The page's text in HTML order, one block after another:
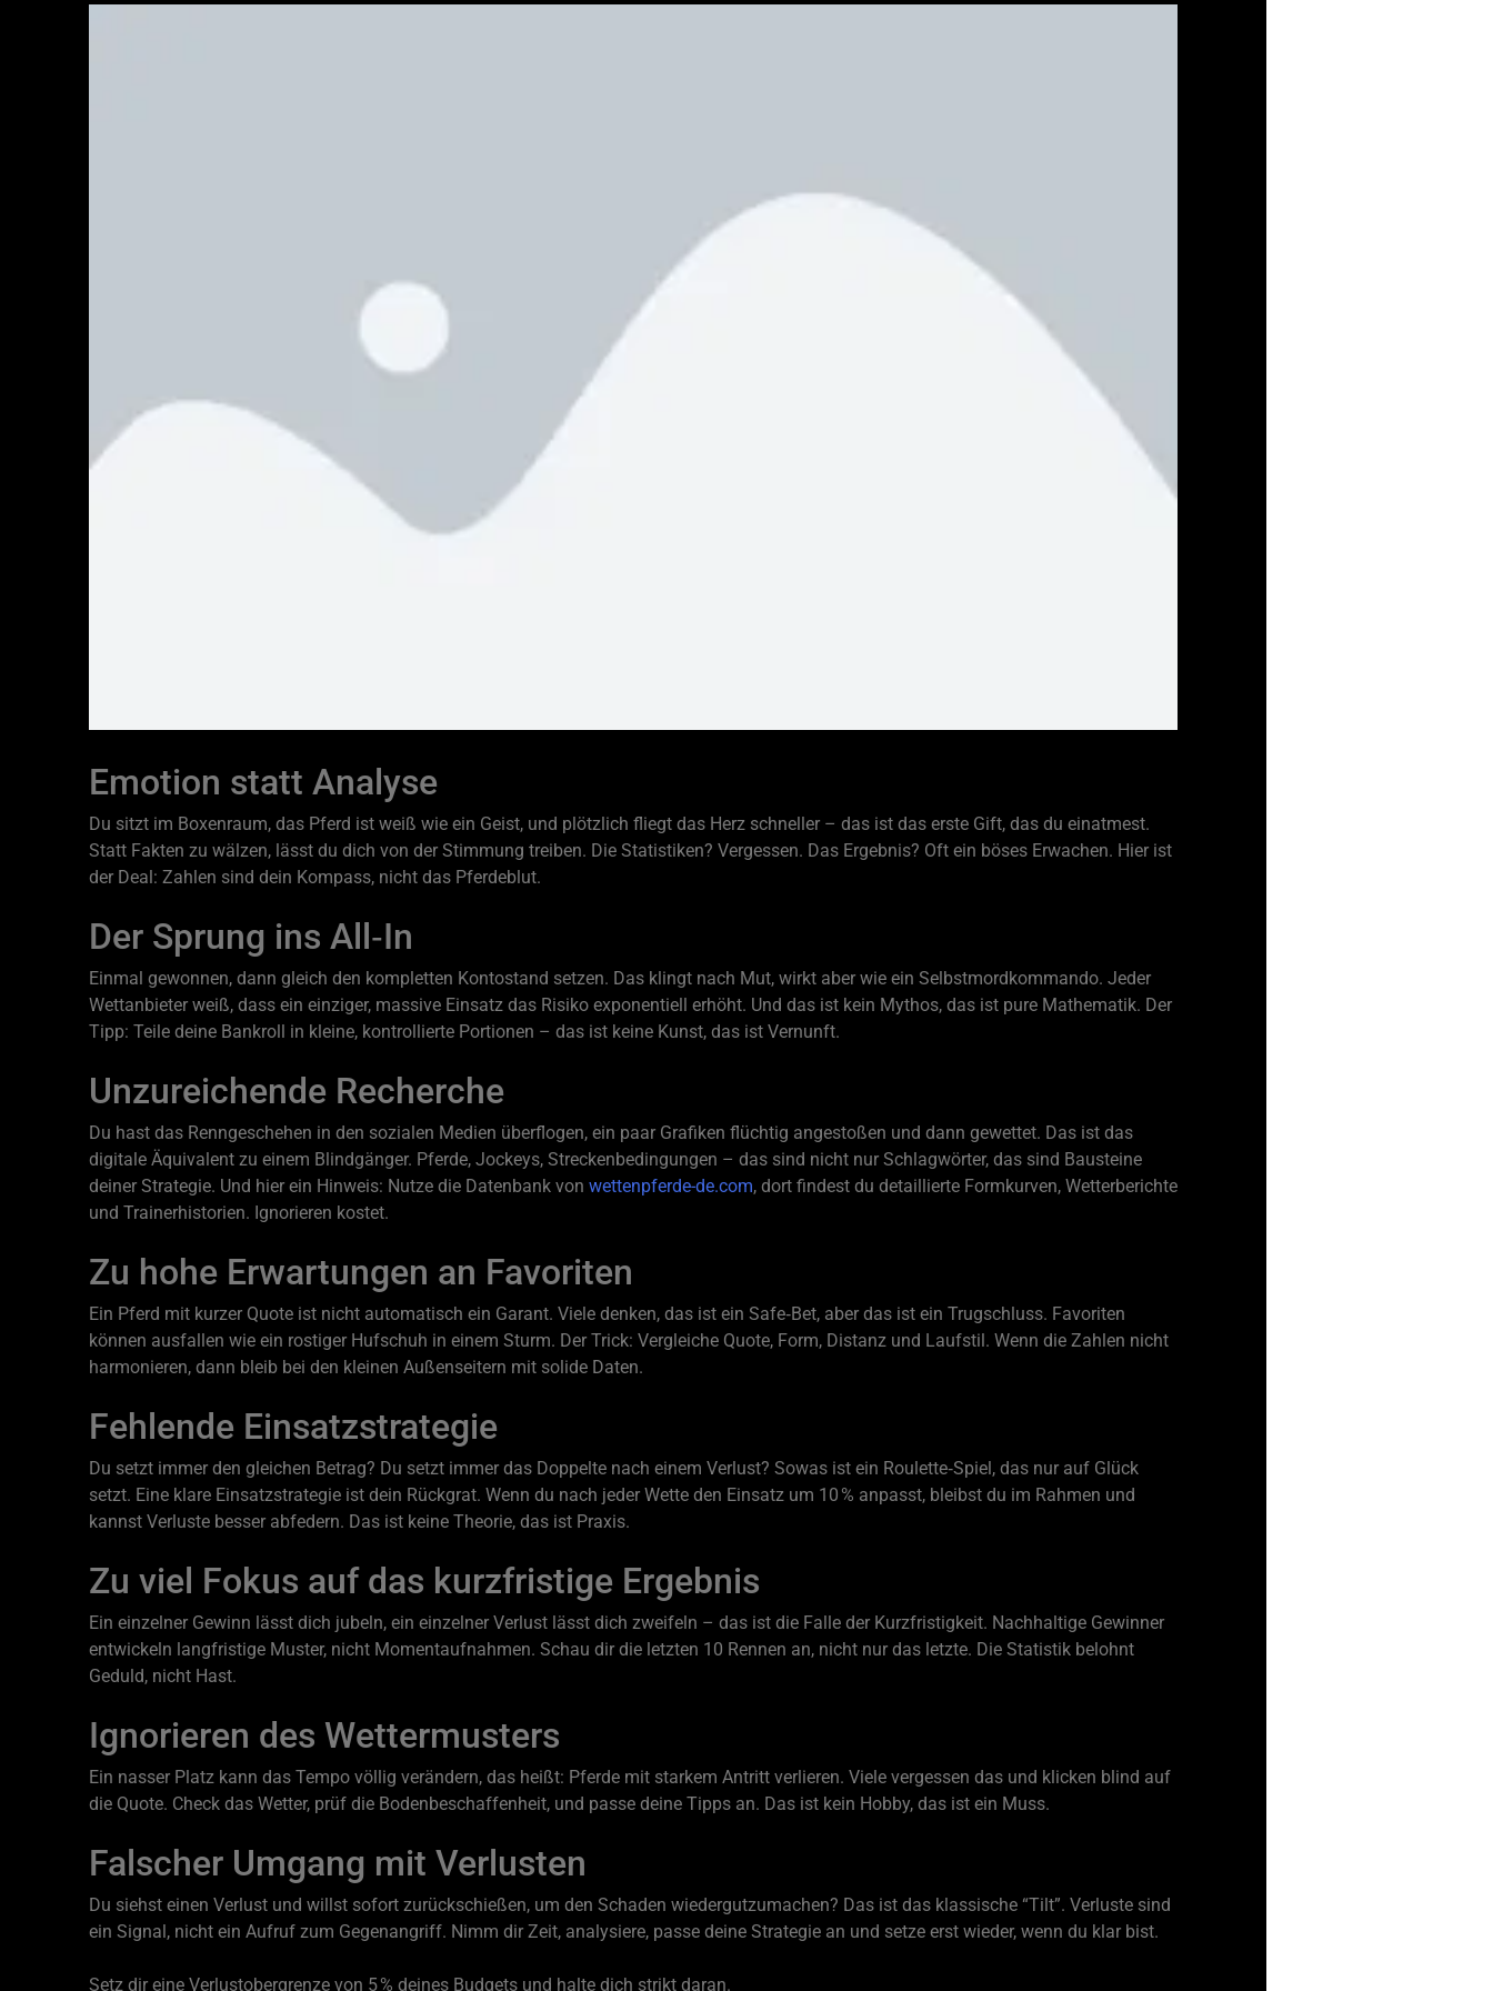
Emotion statt Analyse
Du sitzt im Boxenraum, das Pferd ist weiß wie ein Geist, und plötzlich fliegt das Herz schneller – das ist das erste Gift, das du einatmest.
Statt Fakten zu wälzen, lässt du dich von der Stimmung treiben. Die Statistiken? Vergessen. Das Ergebnis? Oft ein böses Erwachen. Hier ist
der Deal: Zahlen sind dein Kompass, nicht das Pferdeblut.
Der Sprung ins All‑In
Einmal gewonnen, dann gleich den kompletten Kontostand setzen. Das klingt nach Mut, wirkt aber wie ein Selbstmordkommando. Jeder
Wettanbieter weiß, dass ein einziger, massive Einsatz das Risiko exponentiell erhöht. Und das ist kein Mythos, das ist pure Mathematik. Der
Tipp: Teile deine Bankroll in kleine, kontrollierte Portionen – das ist keine Kunst, das ist Vernunft.
Unzureichende Recherche
Du hast das Renngeschehen in den sozialen Medien überflogen, ein paar Grafiken flüchtig angestoßen und dann gewettet. Das ist das
digitale Äquivalent zu einem Blindgänger. Pferde, Jockeys, Streckenbedingungen – das sind nicht nur Schlagwörter, das sind Bausteine
deiner Strategie. Und hier ein Hinweis: Nutze die Datenbank von wettenpferde-de.com, dort findest du detaillierte Formkurven, Wetterberichte
und Trainerhistorien. Ignorieren kostet.
Zu hohe Erwartungen an Favoriten
Ein Pferd mit kurzer Quote ist nicht automatisch ein Garant. Viele denken, das ist ein Safe‑Bet, aber das ist ein Trugschluss. Favoriten
können ausfallen wie ein rostiger Hufschuh in einem Sturm. Der Trick: Vergleiche Quote, Form, Distanz und Laufstil. Wenn die Zahlen nicht
harmonieren, dann bleib bei den kleinen Außenseitern mit solide Daten.
Fehlende Einsatzstrategie
Du setzt immer den gleichen Betrag? Du setzt immer das Doppelte nach einem Verlust? Sowas ist ein Roulette‑Spiel, das nur auf Glück
setzt. Eine klare Einsatzstrategie ist dein Rückgrat. Wenn du nach jeder Wette den Einsatz um 10 % anpasst, bleibst du im Rahmen und
kannst Verluste besser abfedern. Das ist keine Theorie, das ist Praxis.
Zu viel Fokus auf das kurzfristige Ergebnis
Ein einzelner Gewinn lässt dich jubeln, ein einzelner Verlust lässt dich zweifeln – das ist die Falle der Kurzfristigkeit. Nachhaltige Gewinner
entwickeln langfristige Muster, nicht Momentaufnahmen. Schau dir die letzten 10 Rennen an, nicht nur das letzte. Die Statistik belohnt
Geduld, nicht Hast.
Ignorieren des Wettermusters
Ein nasser Platz kann das Tempo völlig verändern, das heißt: Pferde mit starkem Antritt verlieren. Viele vergessen das und klicken blind auf
die Quote. Check das Wetter, prüf die Bodenbeschaffenheit, und passe deine Tipps an. Das ist kein Hobby, das ist ein Muss.
Falscher Umgang mit Verlusten
Du siehst einen Verlust und willst sofort zurückschießen, um den Schaden wiedergutzumachen? Das ist das klassische “Tilt”. Verluste sind
ein Signal, nicht ein Aufruf zum Gegenangriff. Nimm dir Zeit, analysiere, passe deine Strategie an und setze erst wieder, wenn du klar bist.
Setz dir eine Verlustobergrenze von 5 % deines Budgets und halte dich strikt daran.